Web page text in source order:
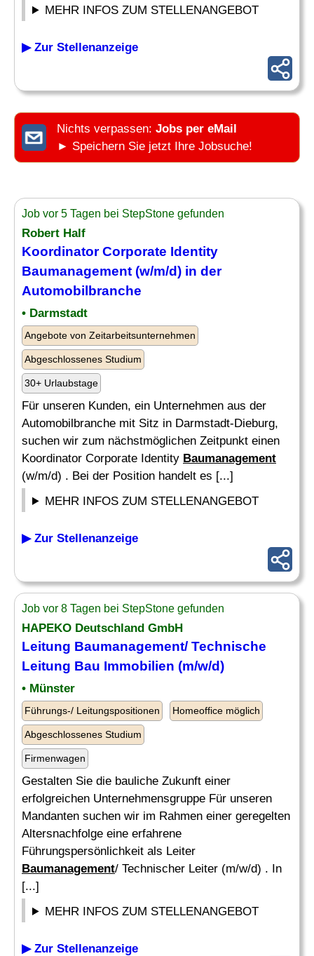
MEHR INFOS ZUM STELLENANGEBOT
▶ Zur Stellenanzeige
Nichts verpassen: Jobs per eMail
► Speichern Sie jetzt Ihre Jobsuche!
Job vor 5 Tagen bei StepStone gefunden
Robert Half
Koordinator Corporate Identity
Baumanagement (w/m/d) in der
Automobilbranche
• Darmstadt
Angebote von Zeitarbeitsunternehmen
Abgeschlossenes Studium
30+ Urlaubstage
Für unseren Kunden, ein Unternehmen aus der
Automobilbranche mit Sitz in Darmstadt-Dieburg,
suchen wir zum nächstmöglichen Zeitpunkt einen
Koordinator Corporate Identity Baumanagement
(w/m/d) . Bei der Position handelt es [...]
MEHR INFOS ZUM STELLENANGEBOT
▶ Zur Stellenanzeige
Job vor 8 Tagen bei StepStone gefunden
HAPEKO Deutschland GmbH
Leitung Baumanagement/ Technische
Leitung Bau Immobilien (m/w/d)
• Münster
Führungs-/ Leitungspositionen Homeoffice möglich
Abgeschlossenes Studium
Firmenwagen
Gestalten Sie die bauliche Zukunft einer
erfolgreichen Unternehmensgruppe Für unseren
Mandanten suchen wir im Rahmen einer geregelten
Altersnachfolge eine erfahrene
Führungspersönlichkeit als Leiter
Baumanagement/ Technischer Leiter (m/w/d) . In
[...]
MEHR INFOS ZUM STELLENANGEBOT
▶ Zur Stellenanzeige